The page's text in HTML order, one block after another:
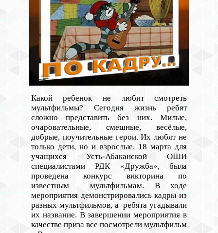
Какой ребенок не любит смотреть
мультфильмы? Сегодня жизнь ребят
сложно представить без них. Милые,
очаровательные, смешные, весёлые,
добрые, поучительные герои. Их любят не
только дети, но и взрослые. 18 марта для
учащихся Усть-Абаканской ОШИ
специалистами РДК «Дружба», была
проведена конкурс викторина по
известным мультфильмам. В ходе
мероприятия демонстрировались кадры из
разных мультфильмов, а ребята угадывали
их название. В завершении мероприятия в
качестве приза все посмотрели мультфильм